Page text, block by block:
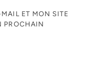
ET MON SITE
PROCHAIN